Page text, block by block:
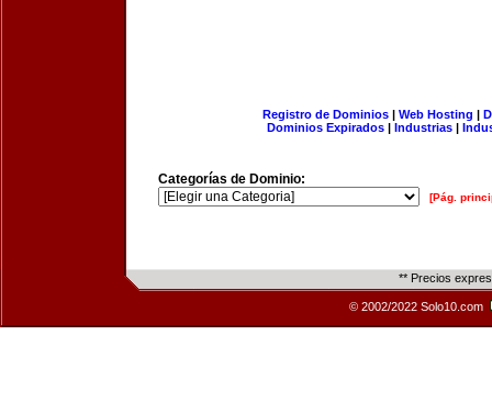
Registro de Dominios| Web Hosting |
Dominios Expirados | Industrias |
Categorías de Dominio:
[Pág.
** Precios
© 2002/2022 Solo10.com